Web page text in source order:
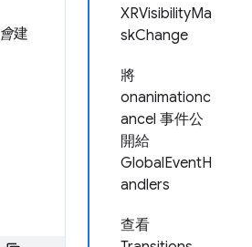
XRVisibilityMa
skChange
將
onanimationc
ancel 事件公
開給
GlobalEventH
andlers
查看
會建